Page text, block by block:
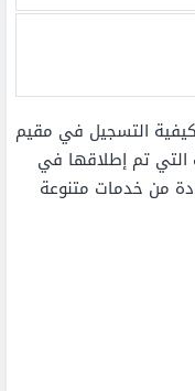
التسجيل في مقيم
التي تم إطلاقها في
من خدمات متنوعة